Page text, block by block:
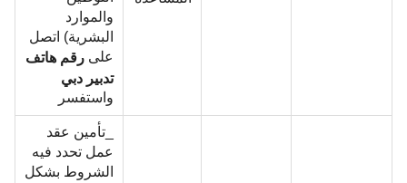
والموارد
البشرية) اتصل
على رقم هاتف
تدبير دبي
واستفسر
_تأمين عقد
عمل تحدد فيه
الشروط بشكل